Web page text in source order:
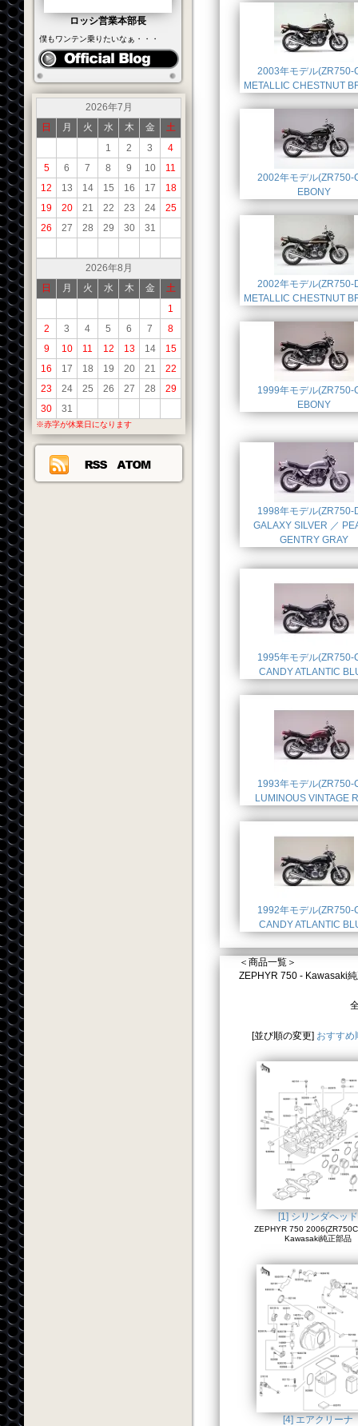
ロッシ営業本部長
僕もワンテン乗りたいなぁ・・・
2026年7月
日
月 火 水 木 金
土
1
2 3
4
5
6 7 8 9 10
11
12
13 14 15 16 17
18
19
20 21 22 23 24
25
26
27 28 29 30 31
2026年8月
日
月 火 水 木 金
土
1
2
3 4 5 6 7
8
9
10 11 12 13 14
15
16
17 18 19 20 21
22
23
24 25 26 27 28
29
30
31
※赤字が休業日になります
2003年モデル(ZR750-
METALLIC CHESTNUT
2002年モデル(ZR750-
EBONY
2002年モデル(ZR750-
METALLIC CHESTNUT
1999年モデル(ZR750-
EBONY
1998年モデル(ZR750-
GALAXY SILVER ／
GENTRY GRAY
1995年モデル(ZR750-
CANDY ATLANTIC
1993年モデル(ZR750-
LUMINOUS VINTAGE
1992年モデル(ZR750-
CANDY ATLANTIC
＜商品一覧＞
ZEPHYR 750 - Kawasaki純
[並び順の変更] おすすめ
[1] シリンダヘッド
ZEPHYR 750
Kawasaki純正部品
[4] エアクリーナ